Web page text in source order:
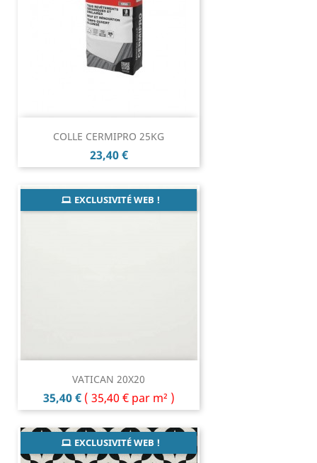
COLLE CERMIPRO 25KG
Prix
23,40 €
VATICAN 20X20
Prix
35,40 € ( 35,40 € par m² )
EXCLUSIVITÉ WEB !
EXCLUSIVITÉ WEB !